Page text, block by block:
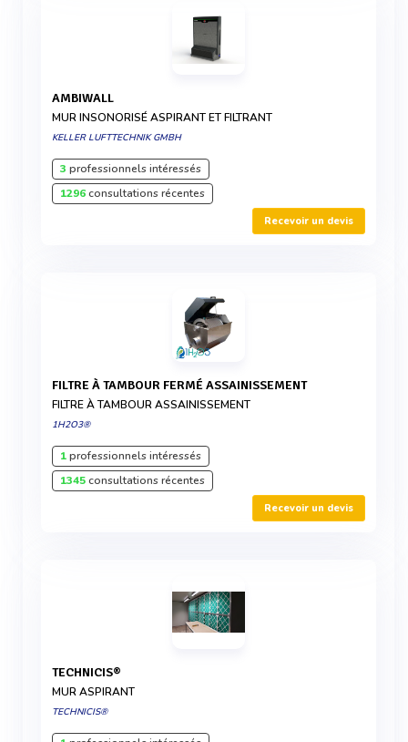
AMBIWALL
MUR INSONORISÉ ASPIRANT ET FILTRANT
KELLER LUFTTECHNIK GMBH
3 professionnels intéressés
1296consultations récentes
Recevoir un devis
FILTRE À TAMBOUR FERMÉ ASSAINISSEMENT
FILTRE À TAMBOUR ASSAINISSEMENT
1H2O3®
1professionnels intéressés
1345consultations récentes
Recevoir un devis
TECHNICIS®
MUR ASPIRANT
TECHNICIS®